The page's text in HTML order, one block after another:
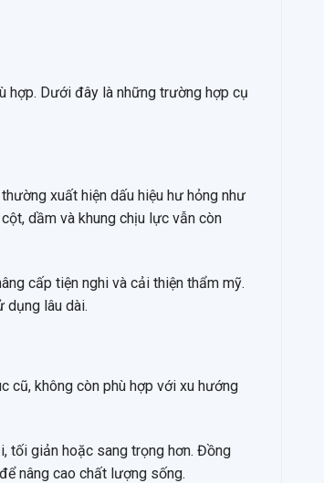
hợp. Dưới đây là những trường hợp cụ
xuất hiện dấu hiệu hư hỏng như
dầm và khung chịu lực vẫn còn
cấp tiện nghi và cải thiện thẩm mỹ.
dụng lâu dài.
cũ, không còn phù hợp với xu hướng
tối giản hoặc sang trọng hơn. Đồng
nâng cao chất lượng sống.